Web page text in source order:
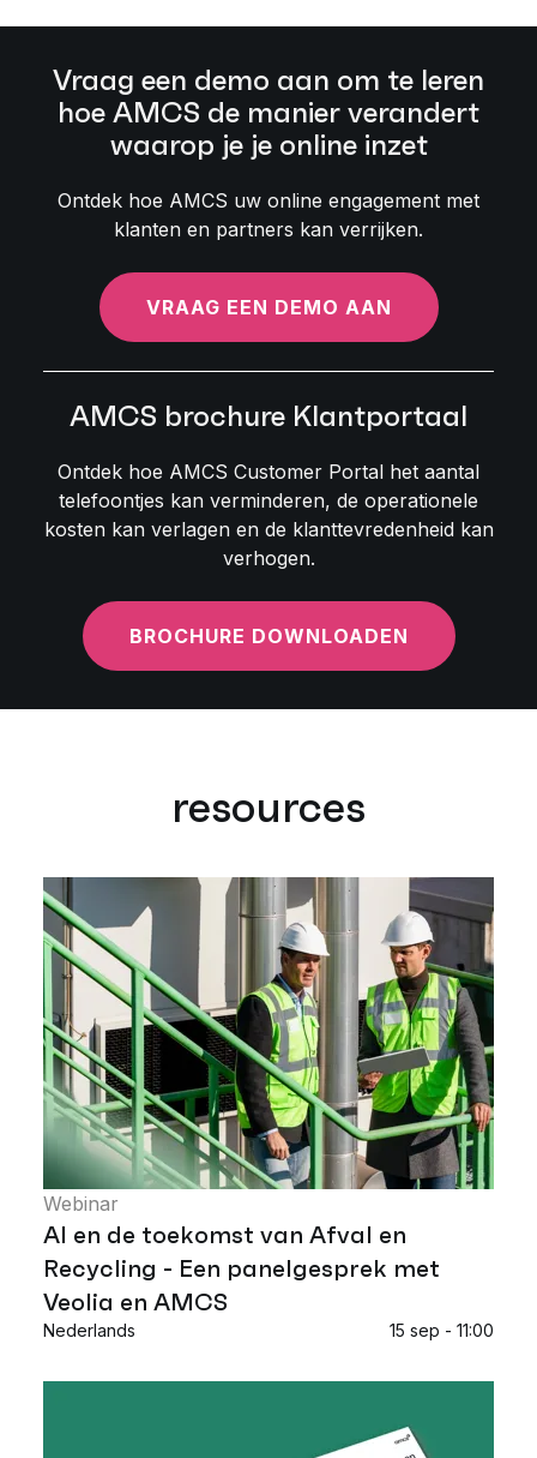
Vraag een demo aan om te leren
hoe AMCS de manier verandert
waarop je je online inzet
Ontdek hoe AMCS uw online engagement met
klanten en partners kan verrijken.
VRAAG EEN DEMO AAN
AMCS brochure Klantportaal
Ontdek hoe AMCS Customer Portal het aantal
telefoontjes kan verminderen, de operationele
kosten kan verlagen en de klanttevredenheid kan
verhogen.
BROCHURE DOWNLOADEN
resources
Webinar
AI en de toekomst van Afval en
Recycling - Een panelgesprek met
Veolia en AMCS
Nederlands 15 sep - 11:00